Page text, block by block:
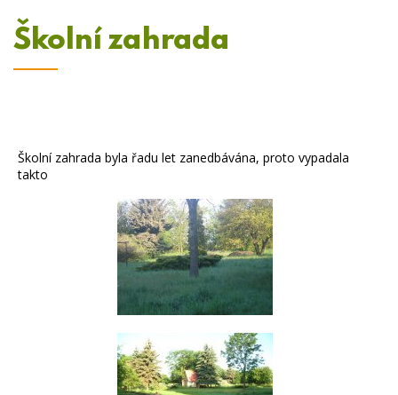
Školní zahrada
Školní zahrada byla řadu let zanedbávána, proto vypadala
takto